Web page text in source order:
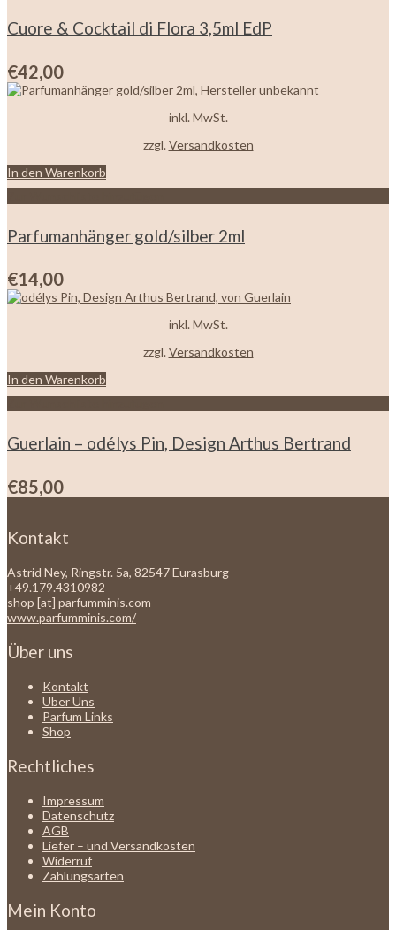
Cuore & Cocktail di Flora 3,5ml EdP
€42,00
inkl. MwSt.
zzgl. Versandkosten
In den Warenkorb
Parfumanhänger gold/silber 2ml
€14,00
inkl. MwSt.
zzgl. Versandkosten
In den Warenkorb
Guerlain – odélys Pin, Design Arthus Bertrand
€85,00
Kontakt
Astrid Ney, Ringstr. 5a, 82547 Eurasburg
+49.179.4310982
shop [at] parfumminis.com
www.parfumminis.com/
Über uns
Kontakt
Über Uns
Parfum Links
Shop
Rechtliches
Impressum
Datenschutz
AGB
Liefer – und Versandkosten
Widerruf
Zahlungsarten
Mein Konto